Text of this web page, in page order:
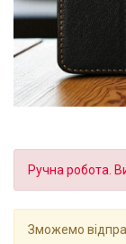
Ручна робота.
Зможемо